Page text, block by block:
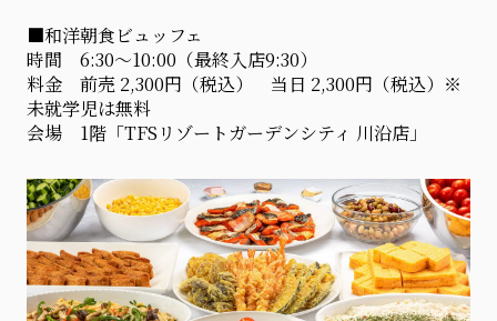
■和洋朝食ビュッフェ
時間 6:30〜10:00（最終入店9:30）
料金 前売 2,300円（税込） 当日 2,300円（税込）※
未就学児は無料
会場 1階「TFSリゾートガーデンシティ 川沿店」